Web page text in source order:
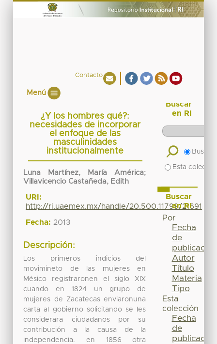
Contacto
Menú
¿Y los hombres qué?:
necesidades de incorporar
el enfoque de las
masculinidades
institucionalmente
Luna Martínez, María América;
Villavicencio Castañeda, Edith
URI:
http://ri.uaemex.mx/handle/20.500.11799/21691
Fecha: 2013
Descripción:
Los primeros indicios del
movimineto de las mujeres en
Mésico registraronen el siglo XIX
cuando en 1824 un grupo de
mujeres de Zacatecas enviaronuna
carta al gobierno solicitando se les
considerara ciudadanos por su
contribución a la causa de la
independencia. en 1856 otra
Buscar
en RI
Buscar
Esta
Buscar
en RI
Por
Fecha
de
publicación
Autor
Título
Materia
Tipo
Esta
colección
Fecha
de
publicación